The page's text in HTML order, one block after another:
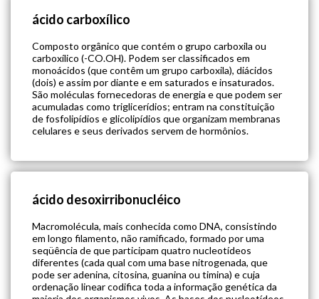
ácido carboxílico
Composto orgânico que contém o grupo carboxila ou
carboxílico (-CO.OH). Podem ser classificados em
monoácidos (que contêm um grupo carboxila), diácidos
(dois) e assim por diante e em saturados e insaturados.
São moléculas fornecedoras de energia e que podem ser
acumuladas como triglicerídios; entram na constituição
de fosfolipídios e glicolipídios que organizam membranas
celulares e seus derivados servem de hormônios.
ácido desoxirribonucléico
Macromolécula, mais conhecida como DNA, consistindo
em longo filamento, não ramificado, formado por uma
seqüência de que participam quatro nucleotídeos
diferentes (cada qual com uma base nitrogenada, que
pode ser adenina, citosina, guanina ou timina) e cuja
ordenação linear codifica toda a informação genética da